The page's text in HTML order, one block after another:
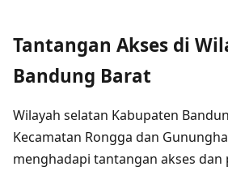
Tantangan Akses di
Bandung Barat
Wilayah selatan Kabupaten
Kecamatan Rongga dan
menghadapi tantangan akses dan